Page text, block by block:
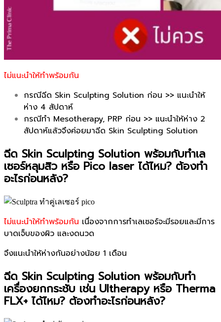
ไม่แนะนำให้ทำพร้อมกัน
กรณีฉีด Skin Sculpting Solution ก่อน >> แนะนำให้
ห่าง 4 สัปดาห์
กรณีทำ Mesotherapy, PRP ก่อน >> แนะนำให้ห่าง 2
สัปดาห์แล้วจึงค่อยมาฉีด Skin Sculpting Solution
ฉีด Skin Sculpting Solution พร้อมกับทำเล
เซอร์หลุมสิว หรือ Pico laser ได้ไหม? ต้องทำ
อะไรก่อนหลัง?
ไม่แนะนำให้ทำพร้อมกัน เนื่องจากการทำเลเซอร์จะมีรอยและมีการ
บาดเจ็บของผิว และงดนวด
จึงแนะนำให้ห่างกันอย่างน้อย 1 เดือน
ฉีด Skin Sculpting Solution พร้อมกับทำ
เครื่องยกกระชับ เช่น Ultherapy หรือ Therma
FLX+ ได้ไหม? ต้องทำอะไรก่อนหลัง?